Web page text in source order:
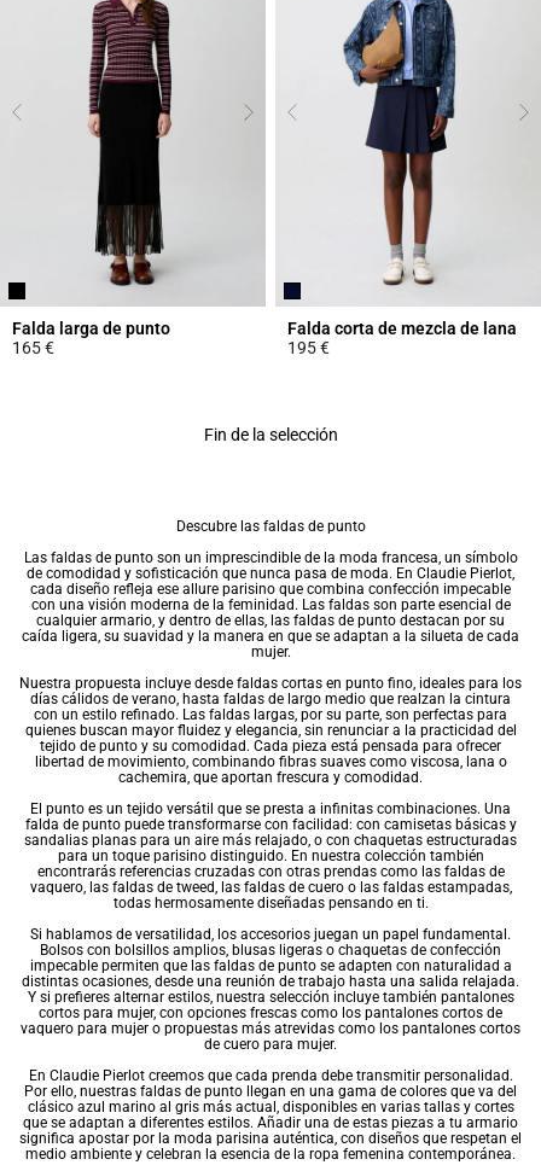
Falda larga de punto
165 €
Falda corta de mezcla de lana
195 €
Fin de la selección
Descubre las faldas de punto
Las faldasde punto son un imprescindible de la moda francesa, un símbolo
de comodidad y sofisticación que nunca pasa de moda. En Claudie Pierlot,
cada diseño refleja ese allure parisino que combina confección impecable
con una visión moderna de la feminidad. Las faldas son parte esencial de
cualquier armario, y dentro de ellas, las faldas de punto destacan por su
caída ligera, su suavidad y la manera en que se adaptan a la silueta de cada
mujer.
Nuestra propuesta incluye desde faldas cortas en punto fino, ideales para los
días cálidos de verano, hasta faldas de largo medio que realzan la cintura
con un estilo refinado. Las faldas largas, por su parte, son perfectas para
quienes buscan mayor fluidez y elegancia, sin renunciar a la practicidad del
tejido de punto y su comodidad. Cada pieza está pensada para ofrecer
libertad de movimiento, combinando fibras suaves como viscosa, lana o
cachemira, que aportan frescura y comodidad.
El punto es un tejido versátil que se presta a infinitas combinaciones. Una
falda de punto puede transformarse con facilidad: con camisetas básicas y
sandalias planas para un aire más relajado, o con chaquetas estructuradas
para un toque parisino distinguido. En nuestra colección también
encontrarás referencias cruzadas con otras prendas como las faldas de
vaquero, las faldas de tweed, las faldas de cueroo las faldas estampadas,
todas hermosamente diseñadas pensando en ti.
Si hablamos de versatilidad, los accesorios juegan un papel fundamental.
Bolsos con bolsillos amplios, blusas ligeras o chaquetas de confección
impecable permiten que las faldas de punto se adapten con naturalidad a
distintas ocasiones, desde una reunión de trabajo hasta una salida relajada.
Y si prefieres alternar estilos, nuestra selección incluye también pantalones
cortos para mujer, con opciones frescas como los pantalones cortos de
vaquero para mujer o propuestas más atrevidas como los pantalones cortos
de cuero para mujer.
En Claudie Pierlot creemos que cada prenda debe transmitir personalidad.
Por ello, nuestras faldas de punto llegan en una gama de colores que va del
clásico azul marino al gris más actual, disponibles en varias tallas y cortes
que se adaptan a diferentes estilos. Añadir una de estas piezas a tu armario
significa apostar por la moda parisina auténtica, con diseños que respetan el
medio ambiente y celebran la esencia de la ropa femenina contemporánea.